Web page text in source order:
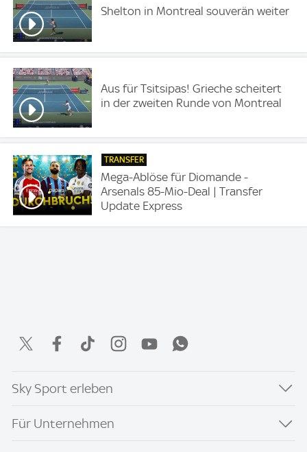
Shelton in Montreal souverän weiter
Aus für Tsitsipas! Grieche scheitert
in der zweiten Runde von Montreal
TRANSFER
Mega-Ablöse für Diomande -
Arsenals 85-Mio-Deal | Transfer
Update Express
Sky Sport erleben
Für Unternehmen